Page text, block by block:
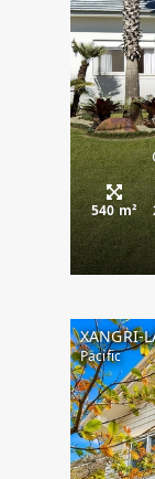
540 m²
XANGRI-
Pacific